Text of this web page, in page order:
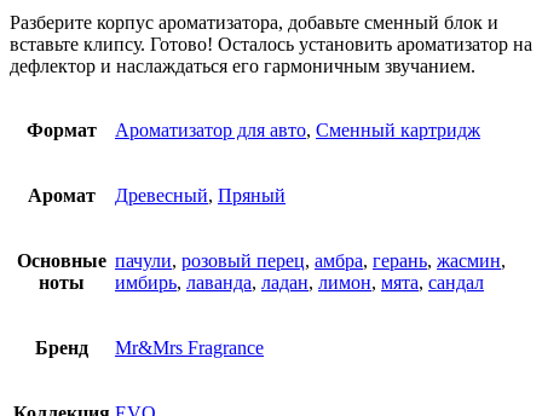
Разберите корпус ароматизатора, добавьте сменный блок и
вставьте клипсу. Готово! Осталось установить ароматизатор на
дефлектор и наслаждаться его гармоничным звучанием.
Формат Ароматизатор для авто, Сменный картридж
Аромат Древесный, Пряный
Основные
ноты
пачули, розовый перец, амбра, герань, жасмин,
имбирь, лаванда, ладан, лимон, мята, сандал
Бренд Mr&Mrs Fragrance